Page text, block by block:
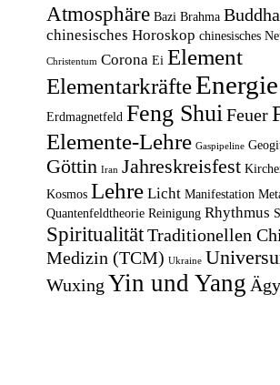
Atmosphäre Bazi Brahma Buddha
chinesisches Horoskop chinesisches
Christentum Corona Ei Element
ElementarkräfteEnergie
Erdmagnetfeld Feng Shui Feuer
Elemente-Lehre Gaspipeline
Göttin Iran Jahreskreisfest
Kosmos Lehre Licht Manifestation
Quantenfeldtheorie Reinigung Rhythmus
Spiritualität Traditionellen
Medizin (TCM) Ukraine
Wuxing Yin und Yang